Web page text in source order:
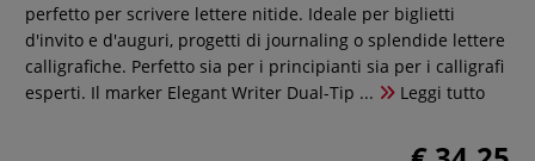
perfetto per scrivere lettere nitide. Ideale per biglietti
d'invito e d'auguri, progetti di journaling o splendide lettere
calligrafiche. Perfetto sia per i principianti sia per i calligrafi
esperti. Il marker Elegant Writer Dual-Tip ...
Leggi tutto